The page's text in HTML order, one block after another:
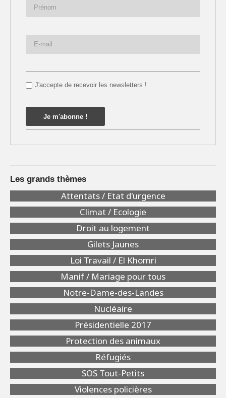
J'accepte de recevoir les newsletters !
Les grands thèmes
Attentats / Etat d'urgence
Climat / Ecologie
Droit au logement
Gilets Jaunes
Loi Travail / El Khomri
Manif / Mariage pour tous
Notre-Dame-des-Landes
Nucléaire
Présidentielle 2017
Protection des animaux
Réfugiés
SOS Tout-Petits
Violences policières